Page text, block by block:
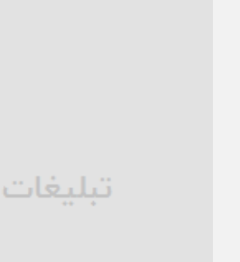
ترجیح عقلانیت ایرانی بر دیدگاه‌های آخرالزمانی